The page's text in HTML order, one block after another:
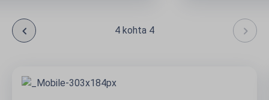
4 kohta 4